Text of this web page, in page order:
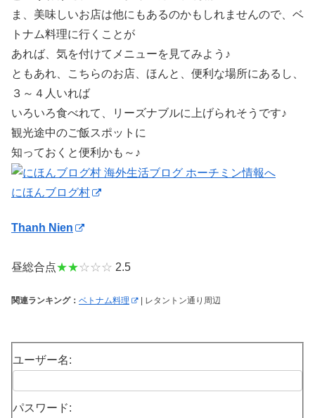
ま、美味しいお店は他にもあるのかもしれませんので、ベ
トナム料理に行くことが
あれば、気を付けてメニューを見てみよう♪
ともあれ、こちらのお店、ほんと、便利な場所にあるし、
３～４人いれば
いろいろ食べれて、リーズナブルに上げられそうです♪
観光途中のご飯スポットに
知っておくと便利かも～♪
にほんブログ村
Thanh Nien
昼総合点★★☆☆☆ 2.5
関連ランキング： ベトナム料理 | レタントン通り周辺
ユーザー名:
パスワード: